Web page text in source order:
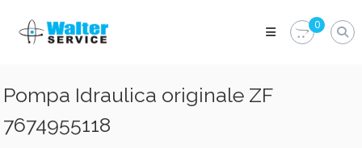
content
Walter
Service
parti
del
0
Pompa Idraulica originale ZF
7674955118